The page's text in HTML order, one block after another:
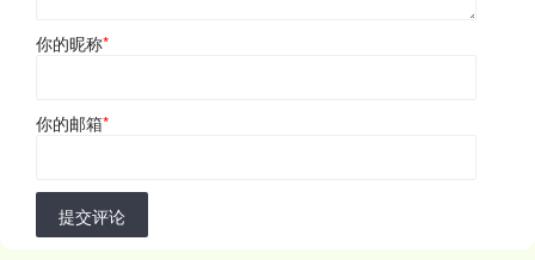
你的昵称*
你的邮箱*
提交评论